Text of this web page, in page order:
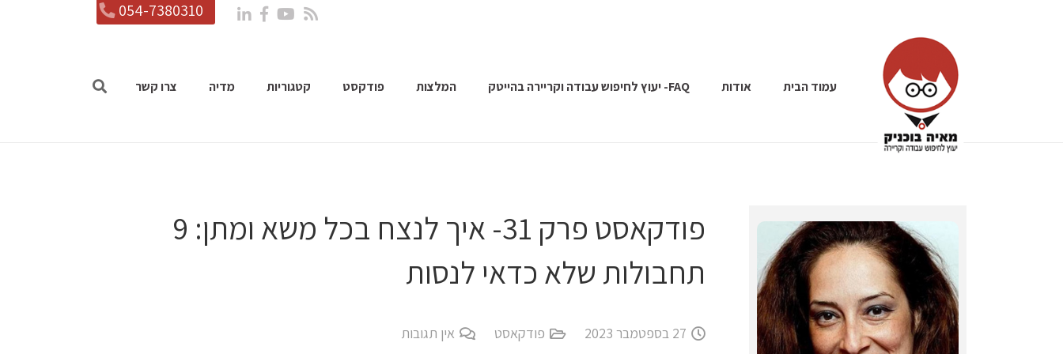
054-7380310
עמוד הבית אודות FAQ- יעוץ לחיפוש עבודה וקריירה בהייטק המלצות פודקסט קטגוריות מדיה צרו קשר
פודקאסט פרק 31- איך לנצח בכל משא ומתן: 9
תחבולות שלא כדאי לנסות
27 בספטמבר 2023 פודקאסט אין תגובות